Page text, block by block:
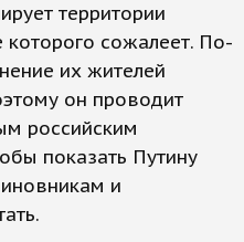
территории
сожалеет. По-
их жителей
он проводит
российским
показать Путину
и